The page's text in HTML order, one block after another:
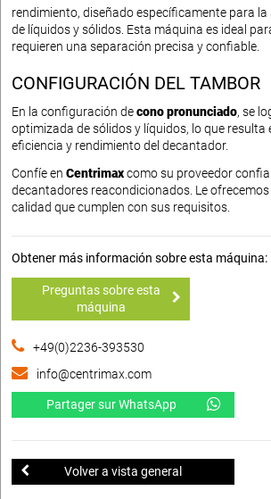
rendimiento, diseñado específicamente para
de líquidos y sólidos. Esta máquina es ideal
requieren una separación precisa y confiable.
CONFIGURACIÓN DEL TAMBOR
En la configuración decono pronunciado, se
optimizada de sólidos y líquidos, lo que resulta
eficiencia y rendimiento del decantador.
Confíe en Centrimaxcomo su proveedor
decantadores reacondicionados. Le
calidad que cumplen con sus requisitos.
Obtener más información sobre esta máquina:
Preguntas sobre esta
máquina
+49(0)2236-393530
info@centrimax.com
Partager sur WhatsApp
Volver a vista general